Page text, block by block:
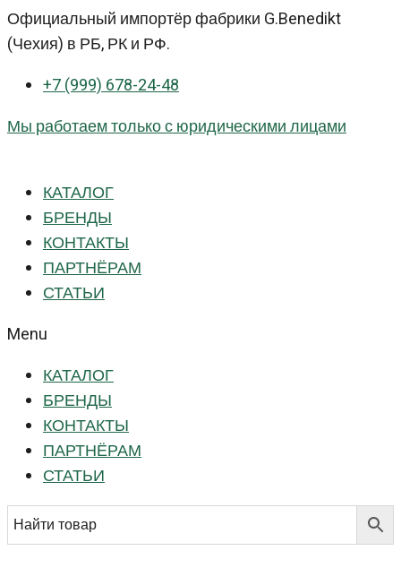
Перейти
к
Официальный импортёр фабрики G.Benedikt
(Чехия) в РБ, РК и РФ.
+7 (999) 678-24-48
Мы работаем только с юридическими лицами
КАТАЛОГ
БРЕНДЫ
КОНТАКТЫ
ПАРТНЁРАМ
СТАТЬИ
Menu
КАТАЛОГ
БРЕНДЫ
КОНТАКТЫ
ПАРТНЁРАМ
СТАТЬИ